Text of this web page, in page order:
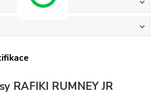
RAFIKI RUMNEY JR